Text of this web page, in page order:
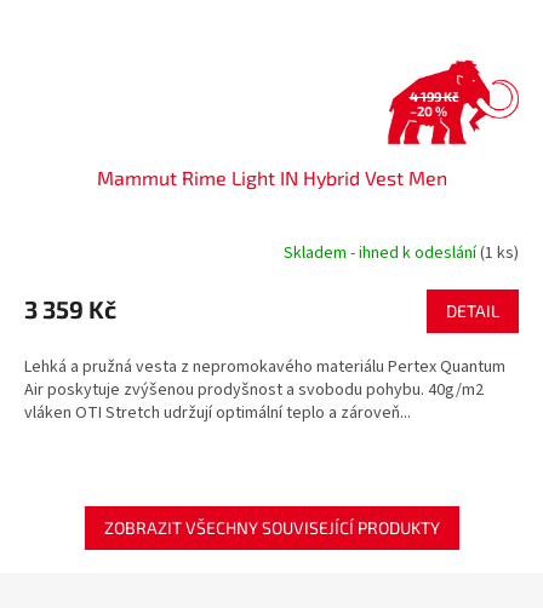
4 199 Kč
–20 %
Mammut Rime Light IN Hybrid Vest Men
Skladem - ihned k odeslání(1 ks)
3 359 Kč DETAIL
Lehká a pružná vesta z nepromokavého materiálu Pertex Quantum
Air poskytuje zvýšenou prodyšnost a svobodu pohybu. 40g/m2
vláken OTI Stretch udržují optimální teplo a zároveň...
ZOBRAZIT VŠECHNY SOUVISEJÍCÍ PRODUKTY